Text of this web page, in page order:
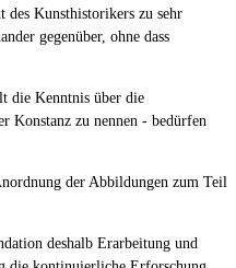
des Kunsthistorikers zu sehr
gegenüber, ohne dass
die Kenntnis über die
Konstanz zu nennen - bedürfen
der Abbildungen zum Teil
deshalb Erarbeitung und